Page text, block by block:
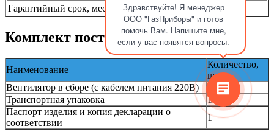
Здравствуйте! Я менеджер
ООО "ГазПриборы" и готов
помочь Вам. Напишите мне,
если у вас появятся вопросы.
Гарантийный срок, мес
24
Комплект поставки
Наименование
Количество,
шт.
Вентилятор в сборе (с кабелем питания 220В)
Транспортная упаковка
1
Паспорт изделия и копия декларации о
соответствии
1